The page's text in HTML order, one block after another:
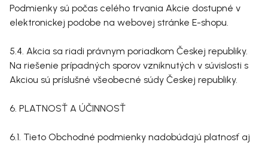
Podmienky sú počas celého trvania Akcie dostupné v
elektronickej podobe na webovej stránke E-shopu.
5.4. Akcia sa riadi právnym poriadkom Českej republiky.
Na riešenie prípadných sporov vzniknutých v súvislosti s
Akciou sú príslušné všeobecné súdy Českej republiky.
6. PLATNOSŤ A ÚČINNOSŤ
6.1. Tieto Obchodné podmienky nadobúdajú platnosť aj